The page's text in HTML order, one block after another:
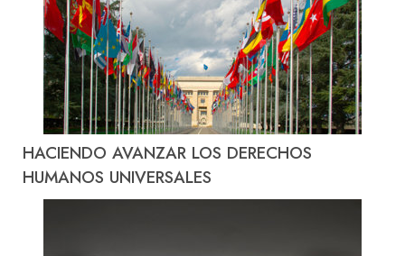
HACIENDO AVANZAR LOS DERECHOS
HUMANOS UNIVERSALES